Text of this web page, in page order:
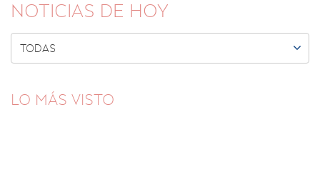
NOTICIAS DE HOY
TODAS 
LO MÁS VISTO